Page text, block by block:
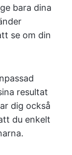
bara dina
se om din
resultat
dig också
du enkelt